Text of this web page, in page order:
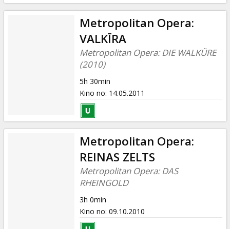
Metropolitan Opera:
VALKĪRA
Metropolitan Opera: DIE WALKÜRE
(2010)
5h 30min
Kino no: 14.05.2011
Metropolitan Opera:
REINAS ZELTS
Metropolitan Opera: DAS
RHEINGOLD
3h 0min
Kino no: 09.10.2010